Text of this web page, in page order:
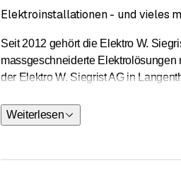
Elektroinstallationen - und vieles
Seit 2012 gehört die Elektro W.
massgeschneiderte
der Elektro W. Siegrist AG in
Sie suchen eine Lösung in
Weiterlesen